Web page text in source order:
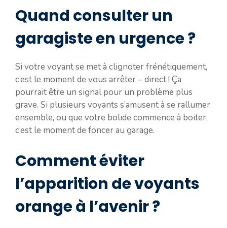
Quand consulter un
garagiste en urgence ?
Si votre voyant se met à clignoter frénétiquement,
c’est le moment de vous arrêter – direct ! Ça
pourrait être un signal pour un problème plus
grave. Si plusieurs voyants s’amusent à se rallumer
ensemble, ou que votre bolide commence à boiter,
c’est le moment de foncer au garage.
Comment éviter
l’apparition de voyants
orange à l’avenir ?